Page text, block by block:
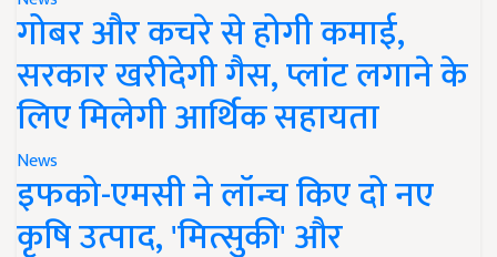
गोबर और कचरे से होगी कमाई,
सरकार खरीदेगी गैस, प्लांट लगाने के
लिए मिलेगी आर्थिक सहायता
News
इफको-एमसी ने लॉन्च किए दो नए
कृषि उत्पाद, 'मित्सुकी' और